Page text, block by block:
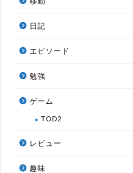
日記
エピソード
勉強
ゲーム
TOD2
レビュー
趣味